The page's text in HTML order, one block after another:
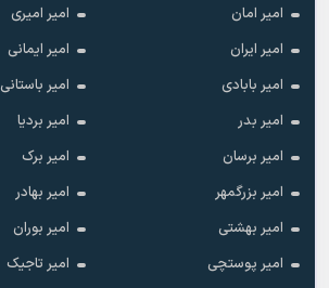
امیر امان
امیر امیری
امیر ایران
امیر ایمانی
امیر بابادی
امیر باستانی
امیر بدر
امیر بردیا
امیر برسان
امیر برک
امیر بزرگمهر
امیر بهادر
امیر بهشتی
امیر بوران
امیر پوستچی
امیر تاجیک